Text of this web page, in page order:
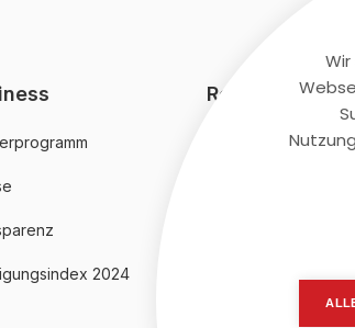
2024
Rechtliches